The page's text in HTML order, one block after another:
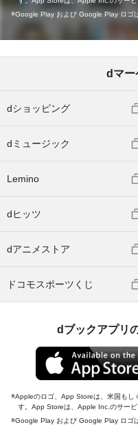
Google Play および Google Play ロゴ
dマー
dショッピング
dミュージック
Lemino
dヒッツ
dアニメストア
ドコモスポーツくじ
dブックアプリ
Appleのロゴ、App Storeは、米国もし
す。App Storeは、Apple Inc.のサービ
Google Play および Google Play ロゴ